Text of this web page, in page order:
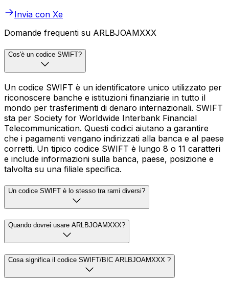
Invia con Xe
Domande frequenti su ARLBJOAMXXX
Cos'è un codice SWIFT?
Un codice SWIFT è un identificatore unico utilizzato per
riconoscere banche e istituzioni finanziarie in tutto il
mondo per trasferimenti di denaro internazionali. SWIFT
sta per Society for Worldwide Interbank Financial
Telecommunication. Questi codici aiutano a garantire
che i pagamenti vengano indirizzati alla banca e al paese
corretti. Un tipico codice SWIFT è lungo 8 o 11 caratteri
e include informazioni sulla banca, paese, posizione e
talvolta su una filiale specifica.
Un codice SWIFT è lo stesso tra rami diversi?
Quando dovrei usare ARLBJOAMXXX?
Cosa significa il codice SWIFT/BIC ARLBJOAMXXX ?